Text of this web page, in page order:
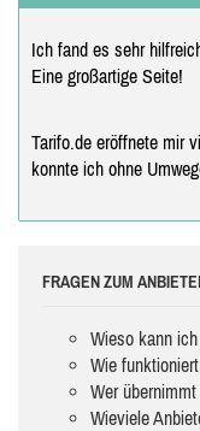
Ich fand es sehr
Eine großartige Seite!
Tarifo.de eröffnete mir
konnte ich ohne
FRAGEN ZUM
Wieso kann
Wie
Wer
Wieviele